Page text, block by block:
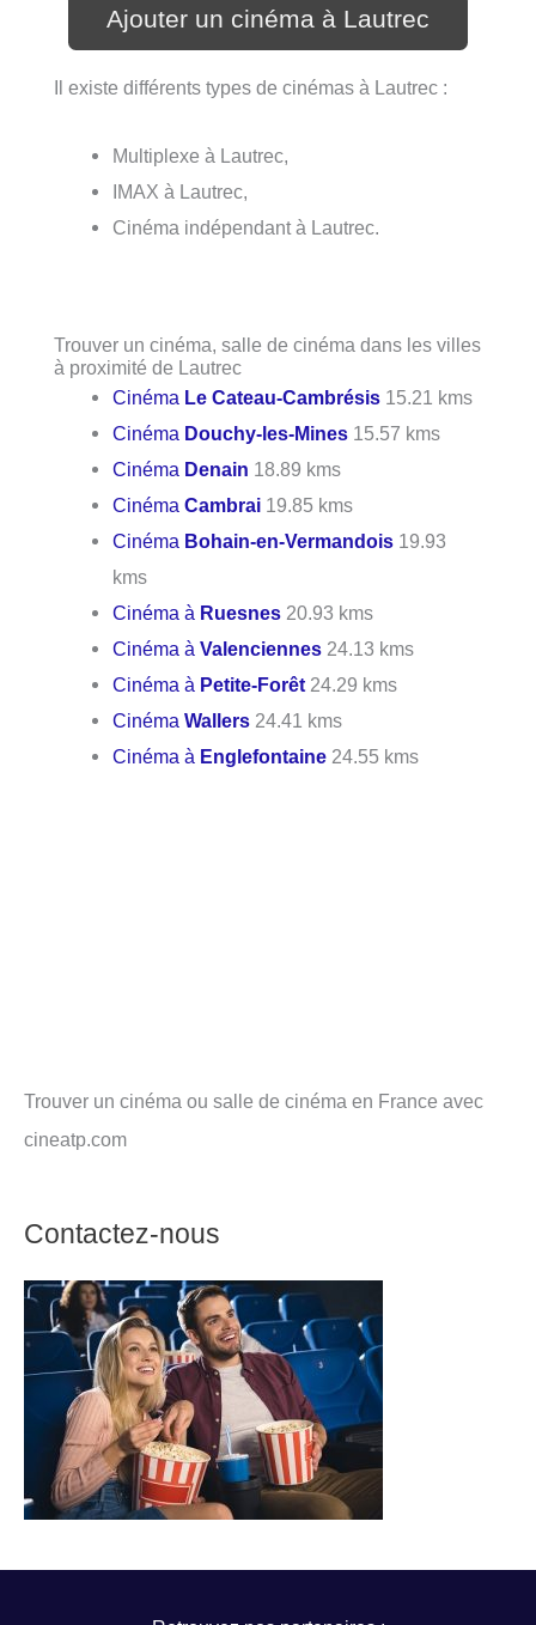
Ajouter un cinéma à Lautrec
Il existe différents types de cinémas à Lautrec :
Multiplexe à Lautrec,
IMAX à Lautrec,
Cinéma indépendant à Lautrec.
Trouver un cinéma, salle de cinéma dans les villes
à proximité de Lautrec
Cinéma Le Cateau-Cambrésis 15.21 kms
Cinéma Douchy-les-Mines 15.57 kms
Cinéma Denain 18.89 kms
CinémaCambrai 19.85 kms
Cinéma Bohain-en-Vermandois 19.93
kms
Cinéma à Ruesnes 20.93 kms
Cinéma àValenciennes 24.13 kms
Cinéma à Petite-Forêt 24.29 kms
CinémaWallers 24.41 kms
Cinéma à Englefontaine 24.55 kms
Trouver un cinéma ou salle de cinéma en France avec
cineatp.com
Contactez-nous